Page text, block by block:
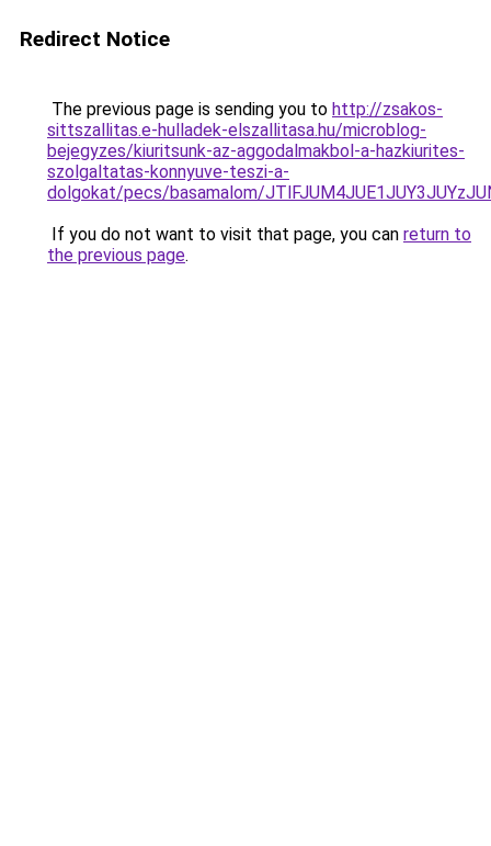
Redirect Notice
The previous page is sending you to http://zsakos-
sittszallitas.e-hulladek-elszallitasa.hu/microblog-
bejegyzes/kiuritsunk-az-aggodalmakbol-a-hazkiurites-
szolgaltatas-konnyuve-teszi-a-
dolgokat/pecs/basamalom/
If you do not want to visit that page, you can return to
the previous page.